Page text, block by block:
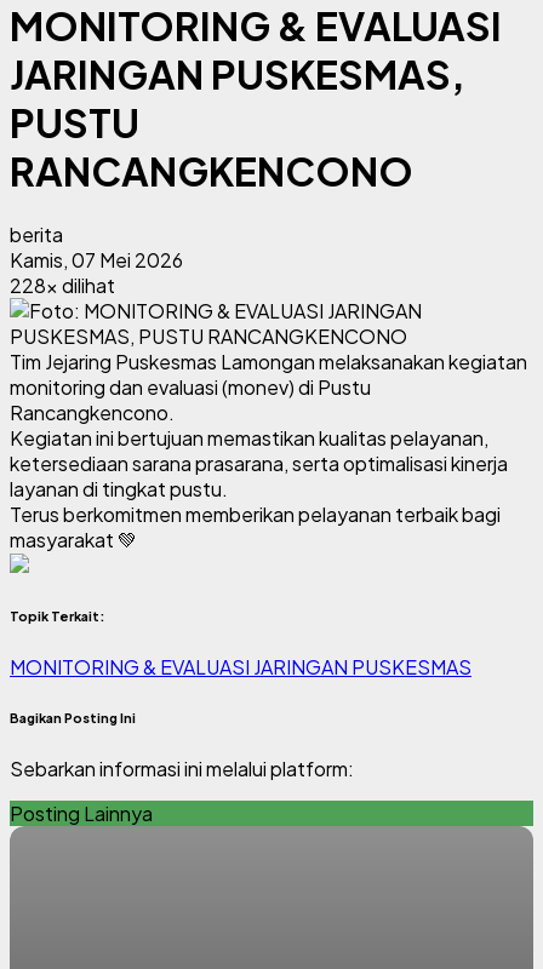
MONITORING & EVALUASI
JARINGAN PUSKESMAS,
PUSTU
RANCANGKENCONO
berita
Kamis, 07 Mei 2026
228x dilihat
Tim Jejaring Puskesmas Lamongan melaksanakan kegiatan
monitoring dan evaluasi (monev) di Pustu
Rancangkencono.
Kegiatan ini bertujuan memastikan kualitas pelayanan,
ketersediaan sarana prasarana, serta optimalisasi kinerja
layanan di tingkat pustu.
Terus berkomitmen memberikan pelayanan terbaik bagi
masyarakat 💚
Topik Terkait:
MONITORING & EVALUASI JARINGAN PUSKESMAS
Bagikan Posting Ini
Sebarkan informasi ini melalui platform:
Posting Lainnya